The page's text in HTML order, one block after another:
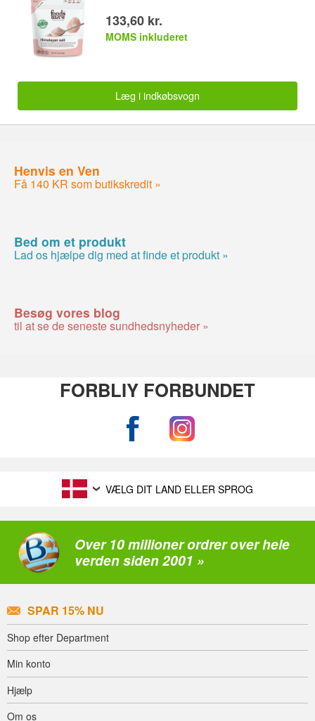
133,60 kr.
MOMS inkluderet
Læg i indkøbsvogn
Henvis en Ven
Få 140 KR som butikskredit »
Bed om et produkt
Lad os hjælpe dig med at finde et produkt »
Besøg vores blog
til at se de seneste sundhedsnyheder »
FORBLIY FORBUNDET
VÆLG DIT LAND ELLER SPROG
Over 10 millioner ordrer over hele
verden siden 2001 »
SPAR 15% NU
Shop efter Department
Min konto
Hjælp
Om os